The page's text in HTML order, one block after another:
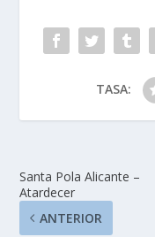
TASA:
Santa Pola Alicante –
Atardecer
ANTERIOR